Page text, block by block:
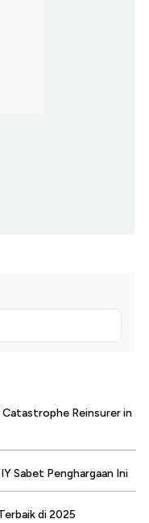
Catastrophe Reinsurer in
Sabet Penghargaan Ini
di 2025